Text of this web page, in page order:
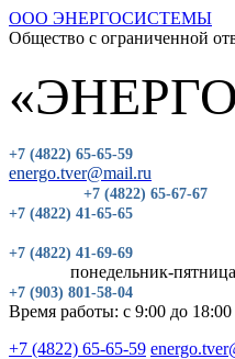
ООО ЭНЕРГОСИСТЕМЫ
Общество с ограниченной
+7 (4822) 65-65-59
energo.tver@mail.ru
+7 (4822) 65-67-67
+7 (4822) 41-65-65
+7 (4822) 41-69-69
понедельник-пятница
+7 (903) 801-58-04
Время работы: с 9:00 до 18:00
+7 (4822) 65-65-59